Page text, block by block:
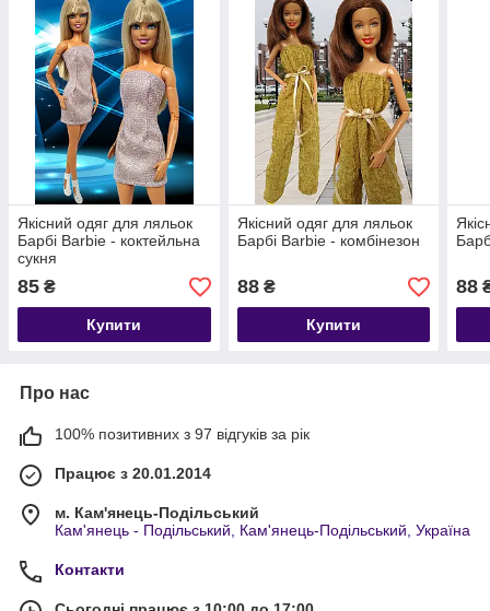
Якісний одяг для ляльок
Барбі Barbie - коктейльна
сукня
85 ₴
Купити
Якісний одяг для ляльок
Барбі Barbie - комбінезон
88₴
Купити
88
Про нас
100% позитивних з 97 відгуків за рік
Працює з 20.01.2014
м. Кам'янець-Подільський
Кам'янець - Подільський, Кам'янець-Подільський, Україна
Контакти